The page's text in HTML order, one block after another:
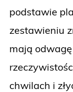
podstawie
zestawieniu
mają
chwilach i